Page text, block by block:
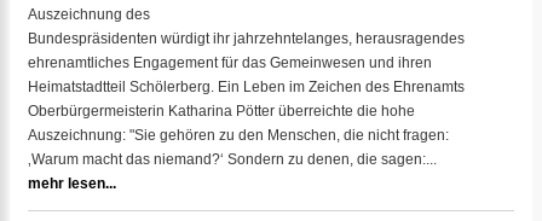
Auszeichnung des
Bundespräsidenten würdigt ihr jahrzehntelanges, herausragendes
ehrenamtliches Engagement für das Gemeinwesen und ihren
Heimatstadtteil Schölerberg. Ein Leben im Zeichen des Ehrenamts
Oberbürgermeisterin Katharina Pötter überreichte die hohe
Auszeichnung: "Sie gehören zu den Menschen, die nicht fragen:
‚Warum macht das niemand?‘ Sondern zu denen, die sagen:...
mehr lesen...